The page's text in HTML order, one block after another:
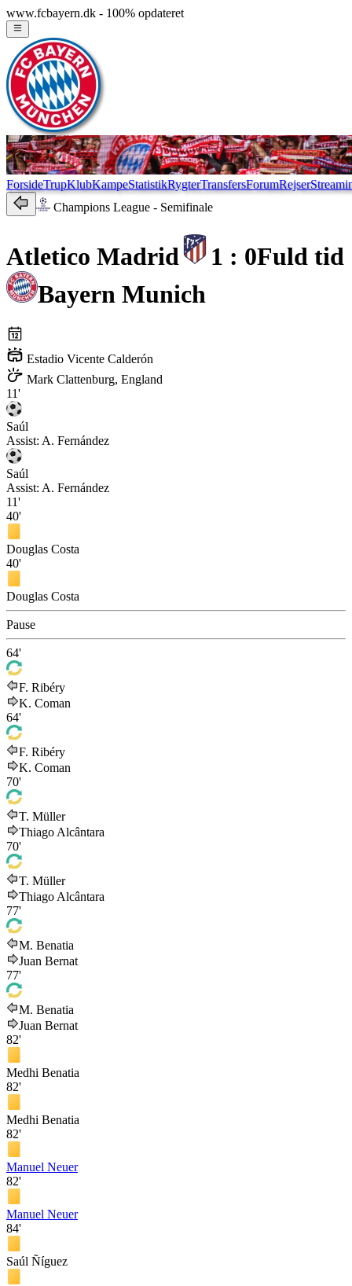
www.fcbayern.dk - 100% opdateret
ForsideTrupKlubKampeStatistikRygterTransfersForumRejser
Champions League - Semifinale
Atletico Madrid 1 : 0Fuld tid
Bayern Munich
Estadio Vicente Calderón
Mark Clattenburg, England
11'
Saúl
Assist: A. Fernández
Saúl
Assist: A. Fernández
11'
40'
Douglas Costa
40'
Douglas Costa
Pause
64'
F. Ribéry
K. Coman
64'
F. Ribéry
K. Coman
70'
T. Müller
Thiago Alcântara
70'
T. Müller
Thiago Alcântara
77'
M. Benatia
Juan Bernat
77'
M. Benatia
Juan Bernat
82'
Medhi Benatia
82'
Medhi Benatia
82'
Manuel Neuer
82'
Manuel Neuer
84'
Saúl Ñíguez